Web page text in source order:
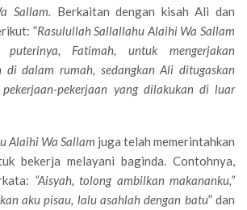
Sallam. Berkaitan dengan kisah Ali dan
”Rasulullah Sallallahu Alaihi Wa Sallam
Fatimah, untuk mengerjakan
di dalam rumah, sedangkan Ali ditugaskan
pekerjaan yang dilakukan di luar
Alaihi Wa Sallam juga telah memerintahkan
bekerja melayani baginda. Contohnya,
“Aisyah, tolong ambilkan makananku,”
aku pisau, lalu asahlah dengan batu” dan